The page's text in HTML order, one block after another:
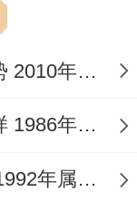
碍.属猴人的
...
出于自己的
2010年属虎人在2026年的运势 2010年属虎人2026
1986年属虎的人2026年怎么样 1986年属虎的5位吉利数字
1992年属猴的人2026年运势 1992年属猴人2026年运势及运程